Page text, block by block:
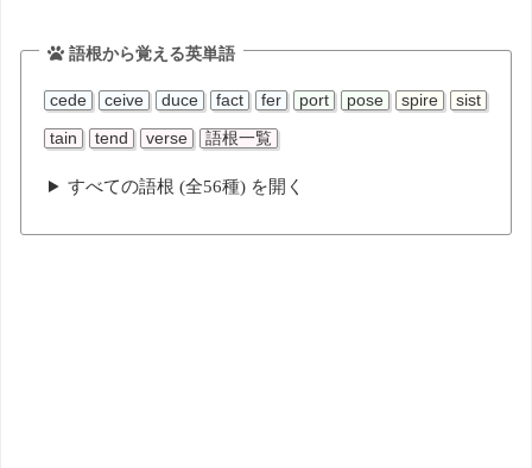
語根から覚える英単語
cede ceive duce fact fer port pose spire sist
tain tend verse 語根一覧
すべての語根 (全56種) を開く